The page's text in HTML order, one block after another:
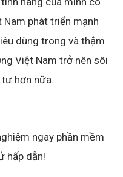
phát triển mạnh
dùng trong và thậm
Việt Nam trở nên sôi
hơn nữa.
ngay phần mềm
hấp dẫn!